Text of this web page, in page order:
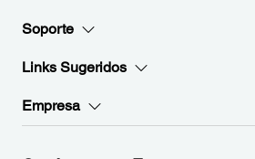
Soporte
Links Sugeridos
Empresa